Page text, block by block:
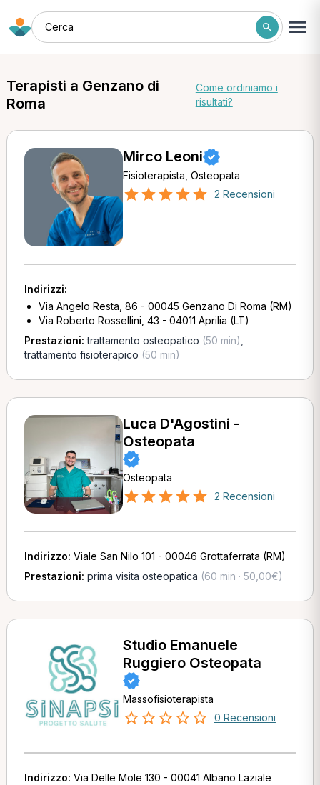
Cerca
Terapisti a Genzano di
Roma
Come ordiniamo i
risultati?
Mirco Leoni
Fisioterapista, Osteopata
2 Recensioni
Indirizzi:
Via Angelo Resta, 86 - 00045 Genzano Di Roma (RM)
Via Roberto Rossellini, 43 - 04011 Aprilia (LT)
Prestazioni:trattamento osteopatico (50 min)
trattamento fisioterapico (50 min)
Luca D'Agostini -
Osteopata
Osteopata
2 Recensioni
Indirizzo: Viale San Nilo 101 - 00046 Grottaferrata (RM)
Prestazioni: prima visita osteopatica (60 min · 50,00€)
Studio Emanuele
Ruggiero Osteopata
Massofisioterapista
0 Recensioni
Indirizzo: Via Delle Mole 130 - 00041 Albano Laziale